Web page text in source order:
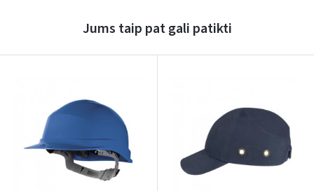
Jums taip pat gali patikti
Rašyti atsiliepimą
Pamiršote slaptažodį?
Dar neturite paskyros? Registruokites